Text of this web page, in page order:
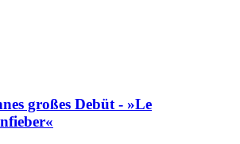
großes Debüt - »Le